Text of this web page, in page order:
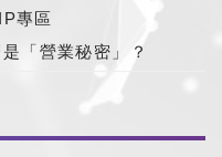
專區
「營業秘密」？